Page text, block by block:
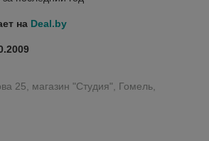
на Deal.by
25, магазин "Студия", Гомель,